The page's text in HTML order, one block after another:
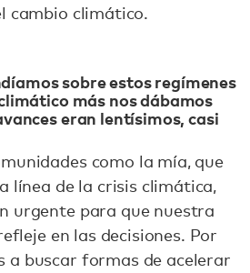
cambio climático.
sobre estos regímenes
más nos dábamos
eran lentísimos, casi
como la mía, que
línea de la crisis climática,
urgente para que nuestra
en las decisiones. Por
a buscar formas de acelerar